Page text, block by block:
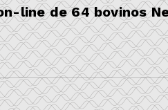
line de 64 bovinos